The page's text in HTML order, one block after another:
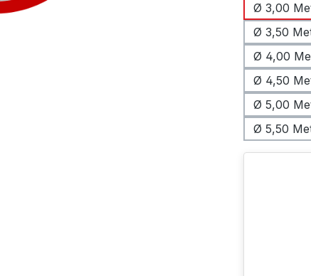
Ø 3,00
Ø 3,50
Ø 4,00
Ø 4,50
Ø 5,00
Ø 5,50